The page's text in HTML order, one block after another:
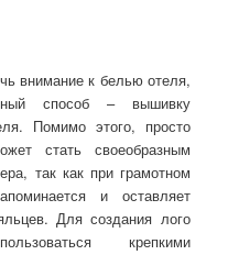
внимание к белью отеля,
способ – вышивку
Помимо этого, просто
стать своеобразным
так как при грамотном
и оставляет
Для создания лого
крепкими